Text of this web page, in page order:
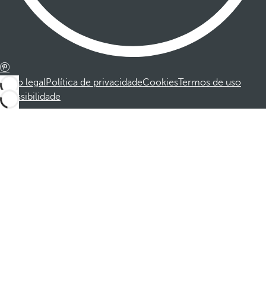
Aviso legalPolítica de privacidadeCookiesTermos de uso
Acessibilidade